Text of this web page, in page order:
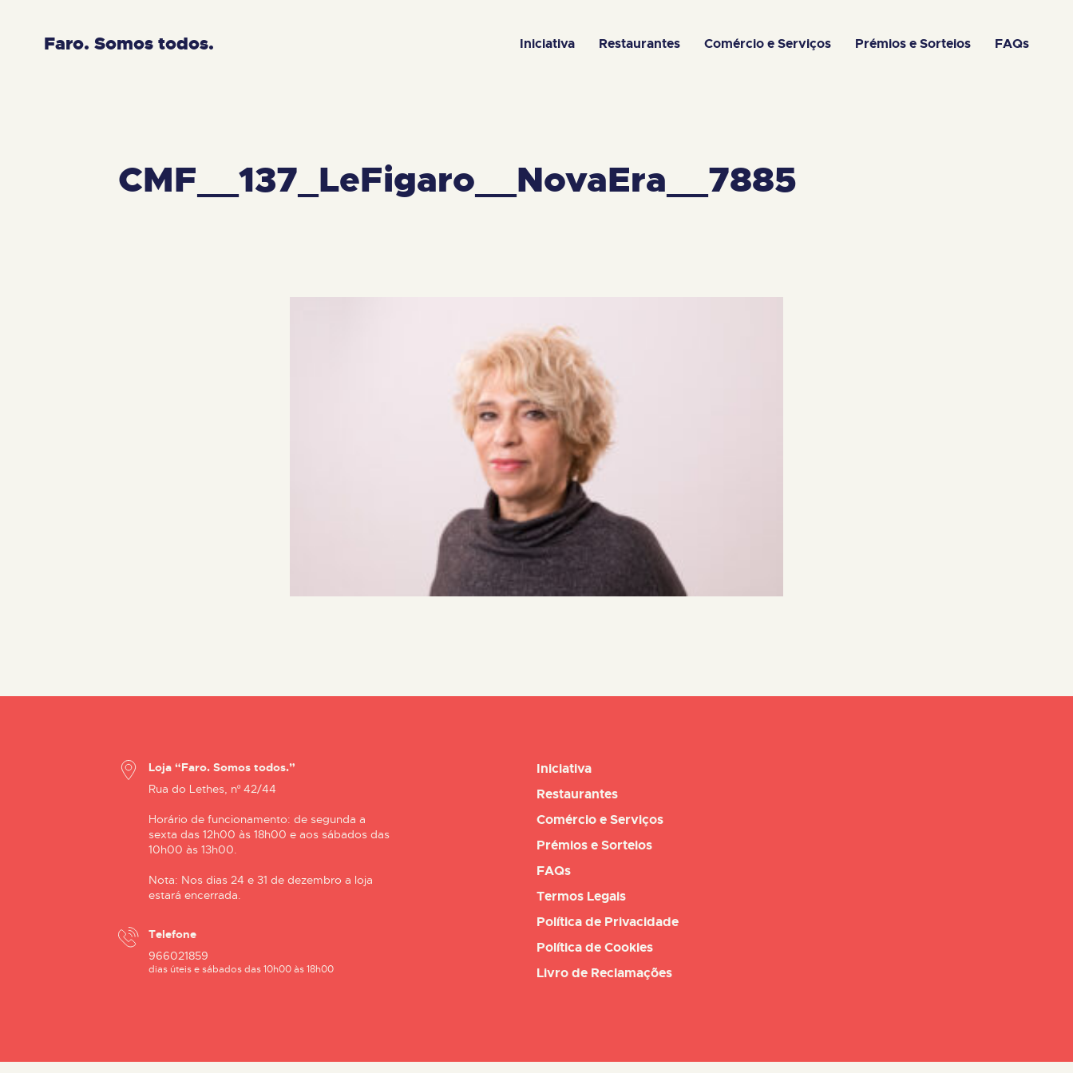
Faro. Somos todos. Iniciativa Restaurantes Comércio e Serviços Prémios e Sorteios FAQs
CMF__137_LeFigaro__NovaEra__7885
Loja “Faro. Somos todos.”
Rua do Lethes, nº 42/44
Horário de funcionamento: de segunda a
sexta das 12h00 às 18h00 e aos sábados das
10h00 às 13h00.
Nota: Nos dias 24 e 31 de dezembro a loja
estará encerrada.
Telefone
966021859
dias úteis e sábados das 10h00 às 18h00
Iniciativa
Restaurantes
Comércio e Serviços
Prémios e Sorteios
FAQs
Termos Legais
Política de Privacidade
Política de Cookies
Livro de Reclamações